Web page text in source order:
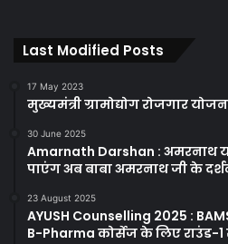
Last Modified Posts
17 May 2023
मुख्यमंत्री ग्रामोद्योग रोजगार
30 June 2025
Amarnath Darshan : अमरनाथ
पाएंग अब बाबा अमरनाथ जी के
23 August 2025
AYUSH Counselling 2025 :
B-Pharma कोर्सेज के लिए राउंड-